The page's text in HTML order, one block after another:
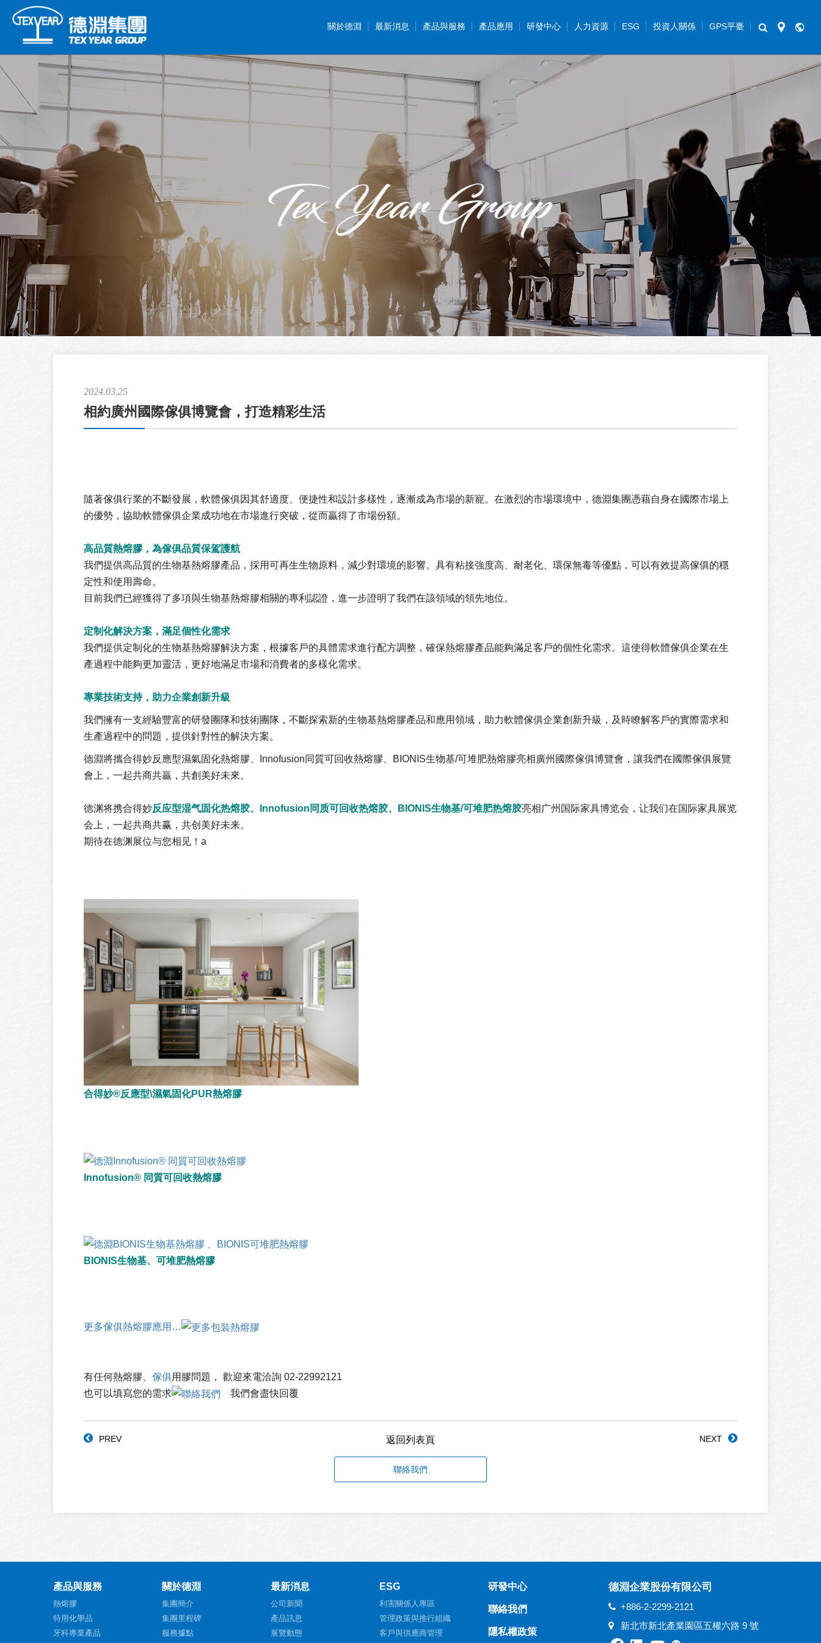
關於德淵 最新消息 產品與服務 產品應用 研發中心 人力資源 ESG 投資人關係 GPS平臺
2024.03.25
相約廣州國際傢俱博覽會，打造精彩生活
隨著傢俱行業的不斷發展，軟體傢俱因其舒適度、便捷性和設計多樣性，逐漸成為市場的新寵。在激烈的市場環境中，德淵集團憑藉自身在國際市場上
的優勢，協助軟體傢俱企業成功地在市場進行突破，從而贏得了市場份額。
高品質熱熔膠，為傢俱品質保駕護航
我們提供高品質的生物基熱熔膠產品，採用可再生生物原料，減少對環境的影響。具有粘接強度高、耐老化、環保無毒等優點，可以有效提高傢俱的穩
定性和使用壽命。
目前我們已經獲得了多項與生物基熱熔膠相關的專利認證，進一步證明了我們在該領域的領先地位。
定制化解決方案，滿足個性化需求
我們提供定制化的生物基熱熔膠解決方案，根據客戶的具體需求進行配方調整，確保熱熔膠產品能夠滿足客戶的個性化需求。這使得軟體傢俱企業在生
產過程中能夠更加靈活，更好地滿足市場和消費者的多樣化需求。
專業技術支持，助力企業創新升級
我們擁有一支經驗豐富的研發團隊和技術團隊，不斷探索新的生物基熱熔膠產品和應用領域，助力軟體傢俱企業創新升級，及時瞭解客戶的實際需求和
生產過程中的問題，提供針對性的解決方案。
德淵將攜合得妙反應型濕氣固化熱熔膠、Innofusion同質可回收熱熔膠、BIONIS生物基/可堆肥熱熔膠亮相廣州國際傢俱博覽會，讓我們在國際傢俱展覽
會上，一起共商共贏，共創美好未來。
德渊将携合得妙反应型湿气固化热熔胶、Innofusion同质可回收热熔胶、BIONIS生物基/可堆肥热熔胶亮相广州国际家具博览会，让我们在国际家具展览
会上，一起共商共赢，共创美好未来。
期待在德渊展位与您相见！a
合得妙®反應型\濕氣固化PUR熱熔膠
Innofusion® 同質可回收熱熔膠
BIONIS生物基、可堆肥熱熔膠
更多傢俱熱熔膠應用…
有任何熱熔膠、 傢俱用膠問題， 歡迎來電洽詢 02-22992121
也可以填寫您的需求
我們會盡快回覆
PREV NEXT
返回列表頁
聯絡我們
德淵企業股份有限公司
+886-2-2299-2121
新北市新北產業園區五權六路 9 號
產品與服務
熱熔膠
特用化學品
牙科專業產品
關於德淵
集團簡介
集團里程碑
服務據點
最新消息
公司新聞
產品訊息
展覽動態
ESG
利害關係人專區
管理政策與推行組織
客戶與供應商管理
研發中心
聯絡我們
隱私權政策